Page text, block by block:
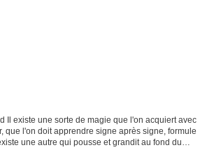
Il existe une sorte de magie que l'on acquiert avec
que l'on doit apprendre signe après signe, formule
une autre qui pousse et grandit au fond du